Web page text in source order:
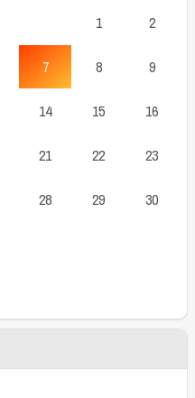
1 2
7 8 9
14 15 16
21 22 23
28 29 30